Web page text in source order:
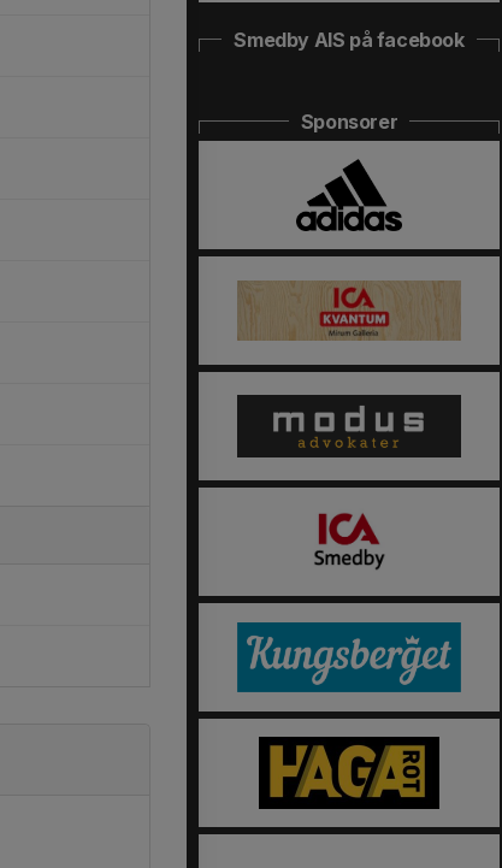
Smedby AIS på facebook
Sponsorer